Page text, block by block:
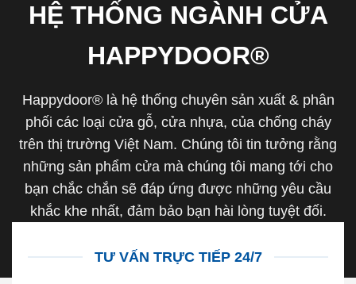
HỆ THỐNG NGÀNH CỬA
HAPPYDOOR®
Happydoor® là hệ thống chuyên sản xuất & phân
phối các loại cửa gỗ, cửa nhựa, của chống cháy
trên thị trường Việt Nam. Chúng tôi tin tưởng rằng
những sản phẩm cửa mà chúng tôi mang tới cho
bạn chắc chắn sẽ đáp ứng được những yêu cầu
khắc khe nhất, đảm bảo bạn hài lòng tuyệt đối.
TƯ VẤN TRỰC TIẾP 24/7